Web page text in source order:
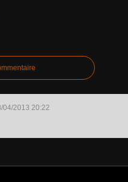
04/2013 20:22